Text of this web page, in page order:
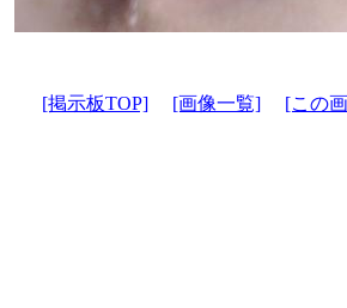
[掲示板TOP] [画像一覧] [この